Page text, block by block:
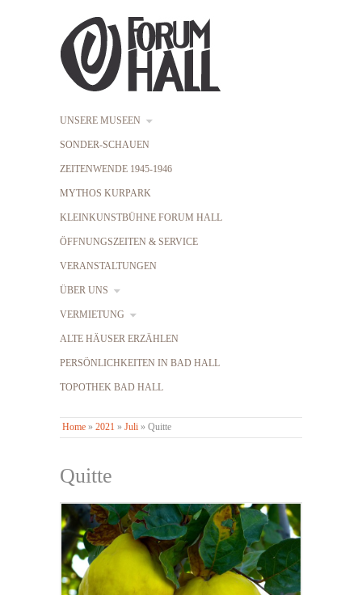
UNSERE MUSEEN
SONDER-SCHAUEN
ZEITENWENDE 1945-1946
MYTHOS KURPARK
KLEINKUNSTBÜHNE FORUM HALL
ÖFFNUNGSZEITEN & SERVICE
VERANSTALTUNGEN
ÜBER UNS
VERMIETUNG
ALTE HÄUSER ERZÄHLEN
PERSÖNLICHKEITEN IN BAD HALL
TOPOTHEK BAD HALL
Home » 2021 » Juli » Quitte
Quitte